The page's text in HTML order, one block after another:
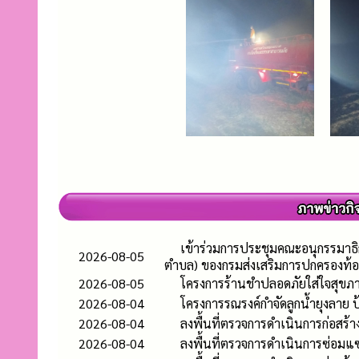
2026-08-05
เข้าร่วมการประชุมคณะอนุกรรมา
ตำบล) ของกรมส่งเสริมการปกครอง
2026-08-05
โครงการร้านชำปลอดภัยใส่ใจสุข
2026-08-04
โครงการรณรงค์กำจัดลูกน้ำยุงลา
2026-08-04
ลงพื้นที่ตรวจการดำเนินการก่อสร้
2026-08-04
ลงพื้นที่ตรวจการดำเนินการซ่อม